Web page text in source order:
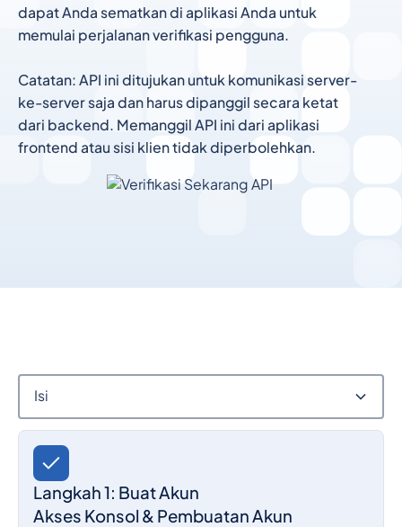
dapat Anda sematkan di aplikasi Anda untuk
memulai perjalanan verifikasi pengguna.
Catatan: API ini ditujukan untuk komunikasi server-
ke-server saja dan harus dipanggil secara ketat
dari backend. Memanggil API ini dari aplikasi
frontend atau sisi klien tidak diperbolehkan.
Langkah 1: Buat Akun
Akses Konsol & Pembuatan Akun
Isi